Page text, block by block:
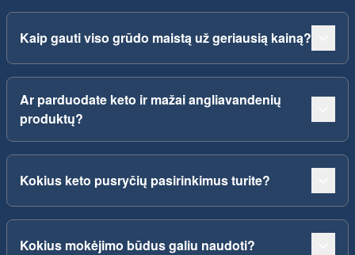
Kaip gauti viso grūdo maistą už geriausią kainą?
Ar parduodate keto ir mažai angliavandenių
produktų?
Kokius keto pusryčių pasirinkimus turite?
Kokius mokėjimo būdus galiu naudoti?